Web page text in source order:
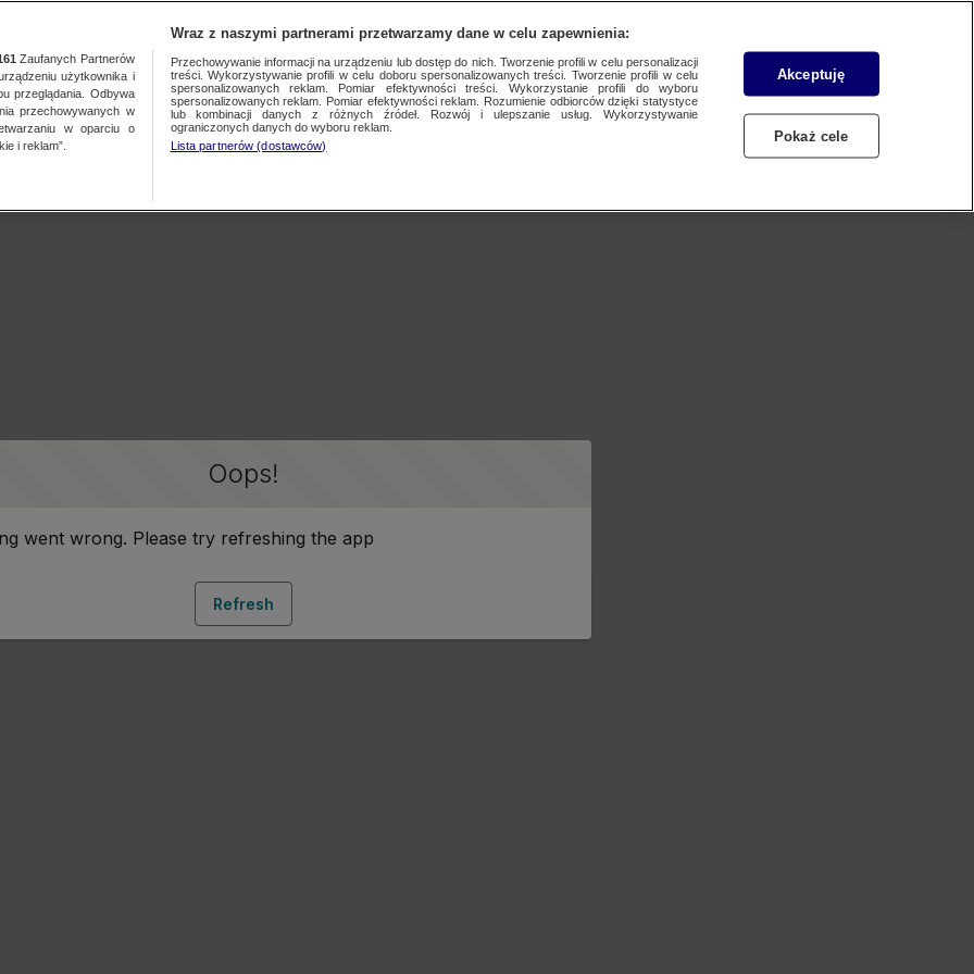
Oops!
went wrong. Please try refreshing the app
Refresh
Zaufanych Partnerów
użytkownika i
przeglądania. Odbywa
przechowywanych w
w oparciu o
i reklam”.
Wraz z naszymi partnerami przetwarzamy dane w celu zapewnienia:
Przechowywanie informacji na urządzeniu lub dostęp do nich. Tworzenie profili w celu personalizacji
treści. Wykorzystywanie profili w celu doboru spersonalizowanych treści. Tworzenie profili w celu
spersonalizowanych reklam. Pomiar efektywności treści. Wykorzystanie profili do wyboru
spersonalizowanych reklam. Pomiar efektywności reklam. Rozumienie odbiorców dzięki statystyce
lub kombinacji danych z różnych źródeł. Rozwój i ulepszanie usług. Wykorzystywanie
ograniczonych danych do wyboru reklam.
Lista partnerów (dostawców)
Akceptuję
Pokaż cele